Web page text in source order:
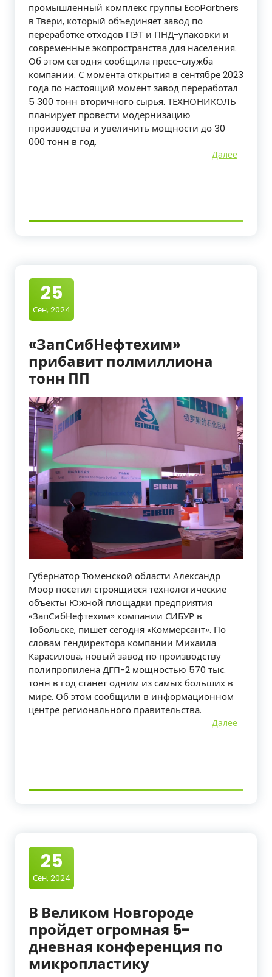
промышленный комплекс группы EcoPartners
в Твери, который объединяет завод по
переработке отходов ПЭТ и ПНД-упаковки и
современные экопространства для населения.
Об этом сегодня сообщила пресс-служба
компании. С момента открытия в сентябре 2023
года по настоящий момент завод переработал
5 300 тонн вторичного сырья. ТЕХНОНИКОЛЬ
планирует провести модернизацию
производства и увеличить мощности до 30
000 тонн в год.
Далее
25
Сен, 2024
«ЗапСибНефтехим»
прибавит полмиллиона
тонн ПП
Губернатор Тюменской области Александр
Моор посетил строящиеся технологические
объекты Южной площадки предприятия
«ЗапСибНефтехим» компании СИБУР в
Тобольске, пишет сегодня «Коммерсант». По
словам гендиректора компании Михаила
Карасилова, новый завод по производству
полипропилена ДГП-2 мощностью 570 тыс.
тонн в год станет одним из самых больших в
мире. Об этом сообщили в информационном
центре регионального правительства.
Далее
25
Сен, 2024
В Великом Новгороде
пройдет огромная 5-
дневная конференция по
микропластику